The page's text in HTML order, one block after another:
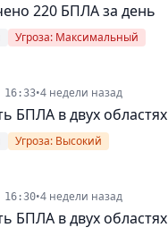
220 БПЛА за день
Угроза: Максимальный
16:33•4 недели назад
БПЛА в двух областях
Угроза: Высокий
16:30•4 недели назад
БПЛА в двух областях